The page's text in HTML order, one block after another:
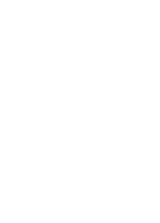
2006 is een op de tien
nu ongeveer een op de
de opmars van
in dit artikel
van het
Instituut